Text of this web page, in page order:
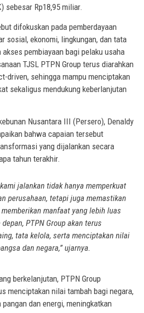
sebesar Rp18,95 miliar.
difokuskan pada pemberdayaan
sosial, ekonomi, lingkungan, dan tata
pembiayaan bagi pelaku usaha
TJSL PTPN Group terus diarahkan
driven, sehingga mampu menciptakan
sekaligus mendukung keberlanjutan
Nusantara III (Persero), Denaldy
bahwa capaian tersebut
yang dijalankan secara
tahun terakhir.
jalankan tidak hanya memperkuat
perusahaan, tetapi juga memastikan
manfaat yang lebih luas
PTPN Group akan terus
tata kelola, serta menciptakan nilai
dan negara,” ujarnya.
berkelanjutan, PTPN Group
menciptakan nilai tambah bagi negara,
dan energi, meningkatkan